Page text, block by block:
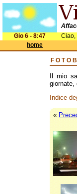
Gio 6 - 8:47
Ciao,
home
Il mio
giornate,
Indice
«